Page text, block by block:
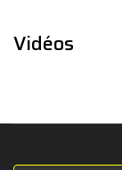
Vidéos